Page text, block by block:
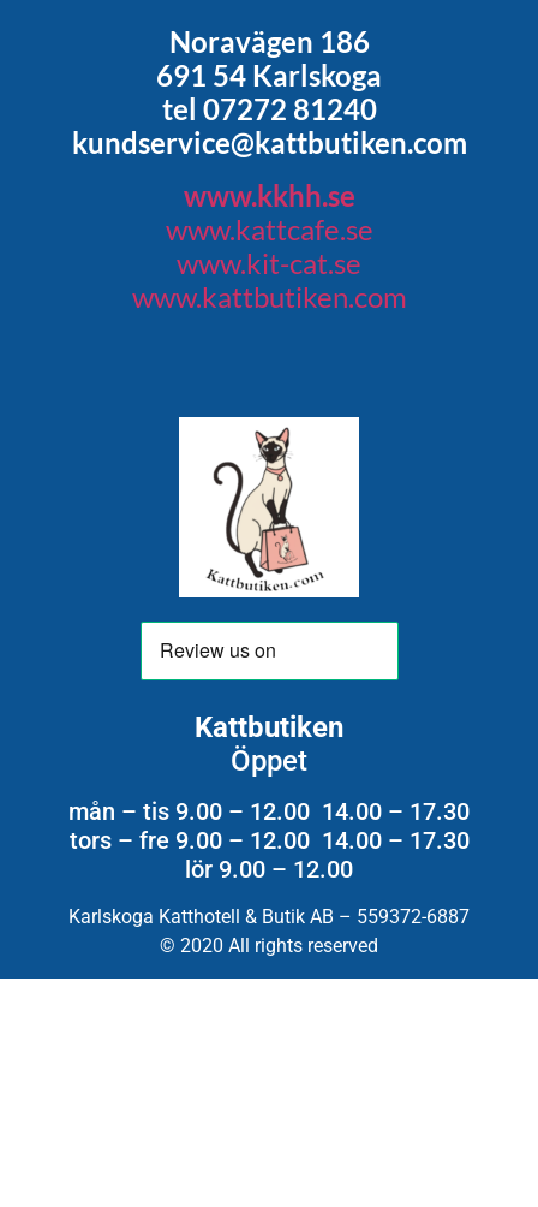
Noravägen 186
691 54 Karlskoga
tel 07272 81240
kundservice@kattbutiken.com
www.kkhh.se
www.kattcafe.se
www.kit-cat.se
www.kattbutiken.com
Kattbutiken
Öppet
mån – tis 9.00 – 12.00 14.00 – 17.30
tors – fre 9.00 – 12.00 14.00 – 17.30
lör 9.00 – 12.00
Karlskoga Katthotell & Butik AB – 559372-6887
© 2020 All rights reserved